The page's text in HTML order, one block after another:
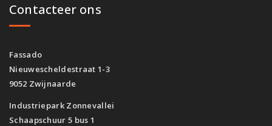
Contacteer ons
Fassado
Nieuwescheldestraat 1-3
9052 Zwijnaarde
Industriepark Zonnevallei
Schaapschuur 5 bus 1